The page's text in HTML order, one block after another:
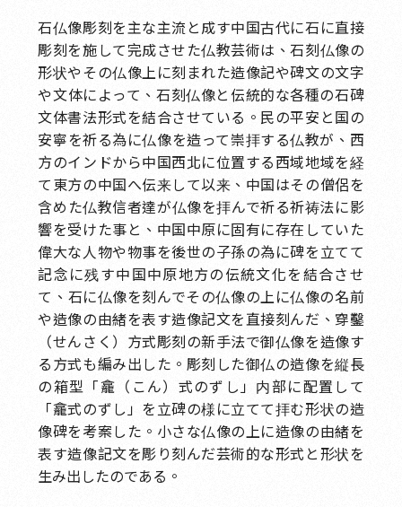
石仏像彫刻を主な主流と成す中国古代に石に直接
彫刻を施して完成させた仏教芸術は、石刻仏像の
形状やその仏像上に刻まれた造像記や碑文の文字
や文体によって、石刻仏像と伝統的な各種の石碑
文体書法形式を結合させている。民の平安と国の
安寧を祈る為に仏像を造って崇拝する仏教が、西
方のインドから中国西北に位置する西域地域を経
て東方の中国へ伝来して以来、中国はその僧侶を
含めた仏教信者達が仏像を拝んで祈る祈祷法に影
響を受けた事と、中国中原に固有に存在していた
偉大な人物や物事を後世の子孫の為に碑を立てて
記念に残す中国中原地方の伝統文化を結合させ
て、石に仏像を刻んでその仏像の上に仏像の名前
や造像の由緒を表す造像記文を直接刻んだ、穿鑿
（せんさく）方式彫刻の新手法で御仏像を造像す
る方式も編み出した。彫刻した御仏の造像を縦長
の箱型「龕（こん）式のずし」内部に配置して
「龕式のずし」を立碑の様に立てて拝む形状の造
像碑を考案した。小さな仏像の上に造像の由緒を
表す造像記文を彫り刻んだ芸術的な形式と形状を
生み出したのである。